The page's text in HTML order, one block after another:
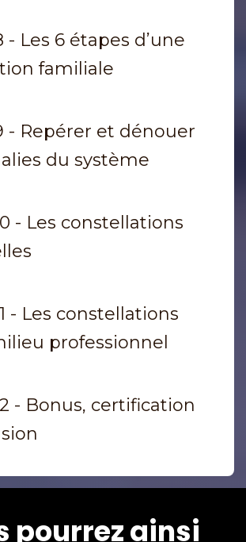
- Les 6 étapes d’une
familiale
- Repérer et dénouer
du système
- Les constellations
- Les constellations
professionnel
- Bonus, certification
pourrez ainsi